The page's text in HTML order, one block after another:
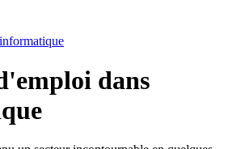
dans